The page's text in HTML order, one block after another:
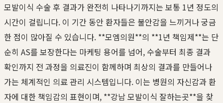
모발이식 수술 후 결과가 완전히 나타나기까지는 보통 1년 정도의
시간이 걸립니다. 이 기간 동안 환자들은 불안감을 느끼거나 궁금
한 점이 많아질 수 있습니다. **모엠의원**의 **1년 책임제**는 단
순히 AS를 보장한다는 마케팅 용어를 넘어, 수술부터 최종 결과
확인까지 전 과정을 의료진이 함께하며 최상의 결과를 만들어나
가는 체계적인 의료 관리 시스템입니다. 이는 병원의 자신감과 환
자에 대한 책임감의 표현이며, **강남 모발이식 잘하는곳**을 찾